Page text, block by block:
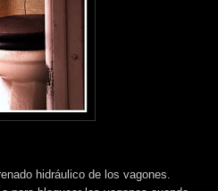
hidráulico de los vagones.